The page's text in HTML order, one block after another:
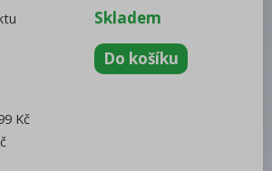
rychlou přípravuSkladem
Kč